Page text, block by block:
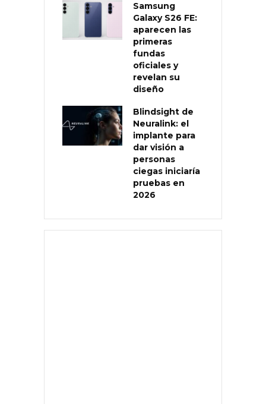
Samsung
Galaxy S26 FE:
aparecen las
primeras
fundas
oficiales y
revelan su
diseño
Blindsight de
Neuralink: el
implante para
dar visión a
personas
ciegas iniciaría
pruebas en
2026